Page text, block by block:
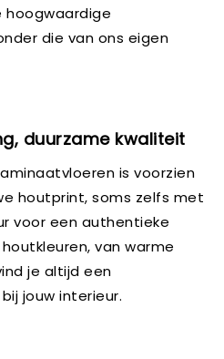
hoogwaardige
die van ons eigen
duurzame kwaliteit
is voorzien
houtprint, soms zelfs met
voor een authentieke
van warme
je altijd een
jouw interieur.